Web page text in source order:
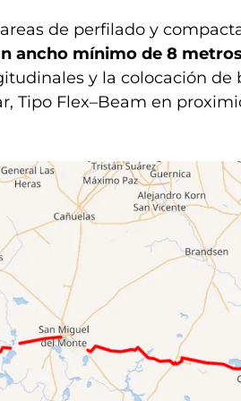
de perfilado y
ancho mínimo de 8
y la colocación de
Tipo Flex–Beam en